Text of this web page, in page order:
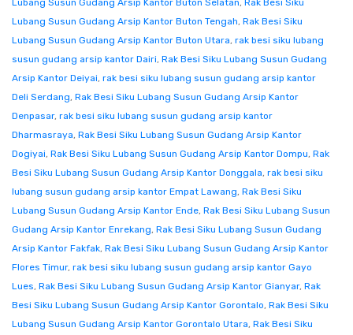
Lubang Susun Gudang Arsip Kantor Buton Selatan, Rak Besi Siku
Lubang Susun Gudang Arsip Kantor Buton Tengah, Rak Besi Siku
Lubang Susun Gudang Arsip Kantor Buton Utara, rak besi siku lubang
susun gudang arsip kantor Dairi, Rak Besi Siku Lubang Susun Gudang
Arsip Kantor Deiyai, rak besi siku lubang susun gudang arsip kantor
Deli Serdang, Rak Besi Siku Lubang Susun Gudang Arsip Kantor
Denpasar, rak besi siku lubang susun gudang arsip kantor
Dharmasraya, Rak Besi Siku Lubang Susun Gudang Arsip Kantor
Dogiyai, Rak Besi Siku Lubang Susun Gudang Arsip Kantor Dompu, Rak
Besi Siku Lubang Susun Gudang Arsip Kantor Donggala, rak besi siku
lubang susun gudang arsip kantor Empat Lawang, Rak Besi Siku
Lubang Susun Gudang Arsip Kantor Ende, Rak Besi Siku Lubang Susun
Gudang Arsip Kantor Enrekang, Rak Besi Siku Lubang Susun Gudang
Arsip Kantor Fakfak, Rak Besi Siku Lubang Susun Gudang Arsip Kantor
Flores Timur, rak besi siku lubang susun gudang arsip kantor Gayo
Lues, Rak Besi Siku Lubang Susun Gudang Arsip Kantor Gianyar, Rak
Besi Siku Lubang Susun Gudang Arsip Kantor Gorontalo, Rak Besi Siku
Lubang Susun Gudang Arsip Kantor Gorontalo Utara, Rak Besi Siku